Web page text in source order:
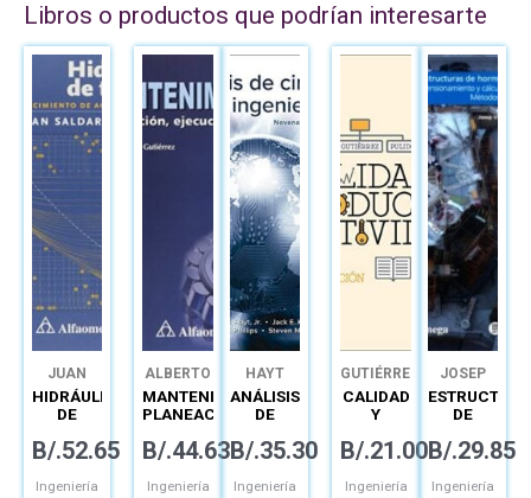
Libros o productos que podrían interesarte
JUAN
SALDARRIAGA
HIDRÁULICA
DE
ABASTECIMIENTO
AGUA,
B/.52.65
Ingeniería
ALBERTO
MORA
GUTIÉRREZ
MANTENIMIENTO:
PLANEACIÓN,
Y
B/.44.63
Ingeniería
HAYT
ANÁLISIS
DE
EN
LIBRO+CONNECT
B/.35.30
Ingeniería
GUTIÉRREZ
CALIDAD
Y
B/.21.00
Ingeniería
JOSEP
GÓMEZPEPA
GÓMEZ
DE
ARMADO
Y
B/.29.85
Ingeniería